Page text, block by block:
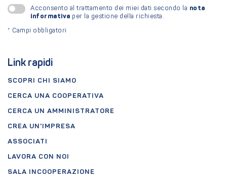
Link rapidi
SCOPRI CHI SIAMO
CERCA UNA COOPERATIVA
CERCA UN AMMINISTRATORE
CREA UN'IMPRESA
ASSOCIATI
LAVORA CON NOI
SALA INCOOPERAZIONE
Acconsento al trattamento dei miei dati secondo la nota
informativa per la gestione della richiesta.
* Campi obbligatori